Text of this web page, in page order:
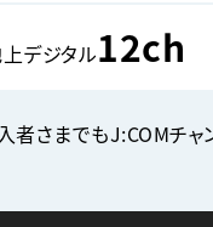
デジタル12ch
さまでもJ:COMチャン